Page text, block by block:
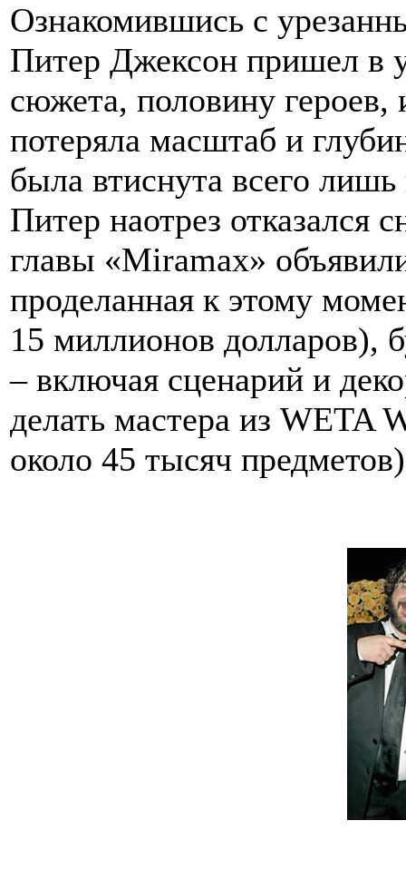
Ознакомившись с
Питер Джексон пришел в
сюжета, половину героев,
потеряла масштаб и
была втиснута всего
Питер наотрез отказался
главы «Miramax»
проделанная к этому
15 миллионов долларов),
– включая сценарий и
делать мастера из WETA
около 45 тысяч